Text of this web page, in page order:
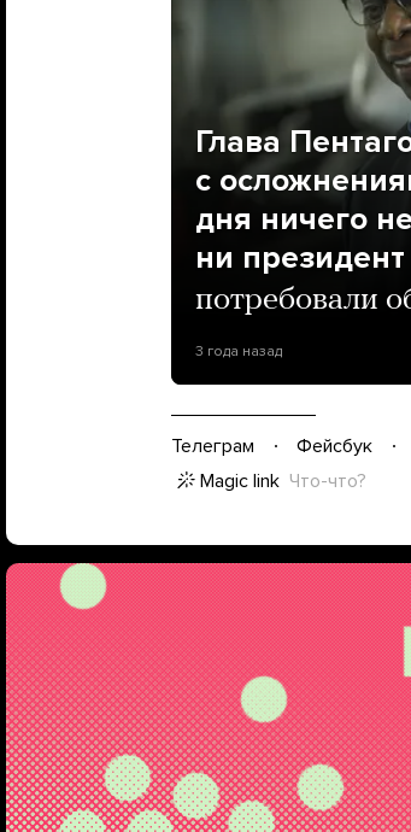
Глава
с
дня ничего
ни
потребовали
3 года назад
Телеграм Фейсбук
Magic link Что-что?